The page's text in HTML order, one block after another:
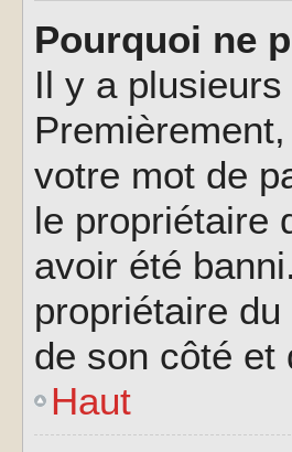
Pourquoi ne
Il y a
votre mot de
le propriétaire
avoir été
propriétaire
de son côté et
Haut